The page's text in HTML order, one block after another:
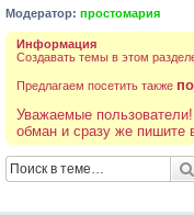
Модератор: простомария
Информация
Создавать темы в этом
Предлагаем посетить также
Уважаемые
обман и сразу же пишите